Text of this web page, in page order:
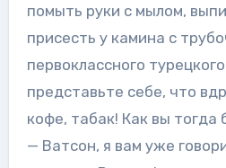
помыть руки с мылом,
присесть у камина с
первоклассного
представьте себе, что
кофе, табак! Как вы тогда
— Ватсон, я вам уже